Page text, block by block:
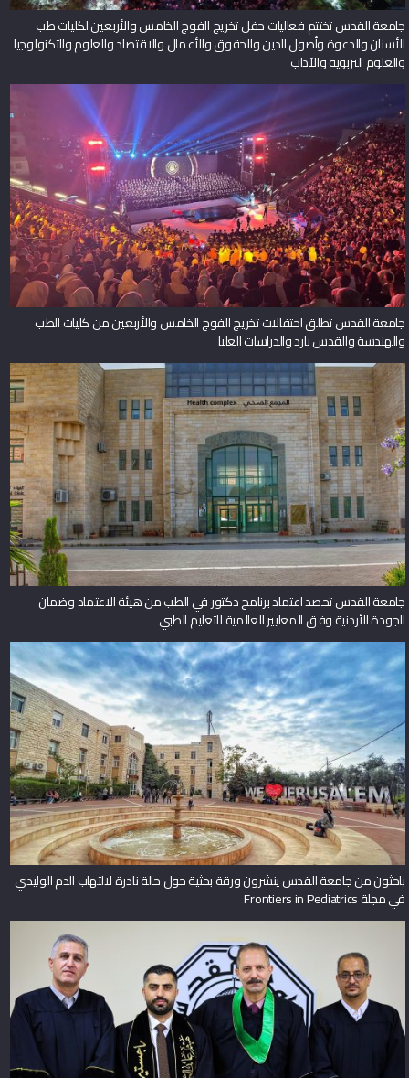
جامعة القدس تختتم فعاليات حفل تخريج الفوج الخامس والأربعين لكليات طب
الأسنان والدعوة وأصول الدين والحقوق والأعمال والاقتصاد والعلوم والتكنولوجيا
والعلوم التربوية والآداب
جامعة القدس تطلق احتفالات تخريج الفوج الخامس والأربعين من كليات الطب
والهندسة والقدس بارد والدراسات العليا
جامعة القدس تحصد اعتماد برنامج دكتور في الطب من هيئة الاعتماد وضمان
الجودة الأردنية وفق المعايير العالمية للتعليم الطبي
باحثون من جامعة القدس ينشرون ورقة بحثية حول حالة نادرة لالتهاب الدم الوليدي
في مجلة Frontiers in Pediatrics